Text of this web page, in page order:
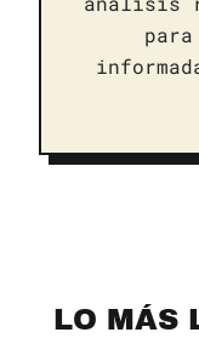
LO MÁS